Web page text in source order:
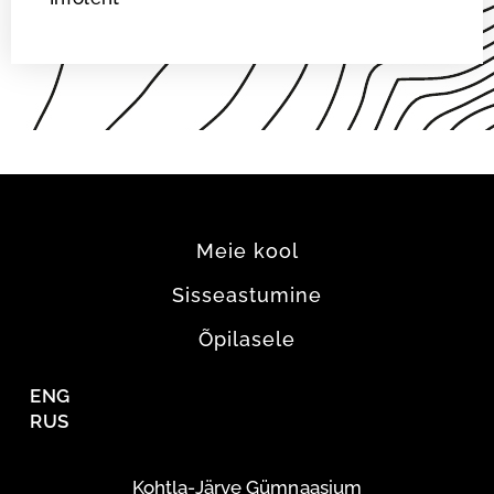
Meie kool
Sisseastumine
Õpilasele
ENG
RUS
Kohtla-Järve Gümnaasium